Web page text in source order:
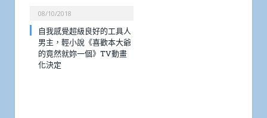
08/10/2018
自我感覺超級良好的工具人
男主，輕小說《喜歡本大爺
的竟然就妳一個》TV動畫
化決定